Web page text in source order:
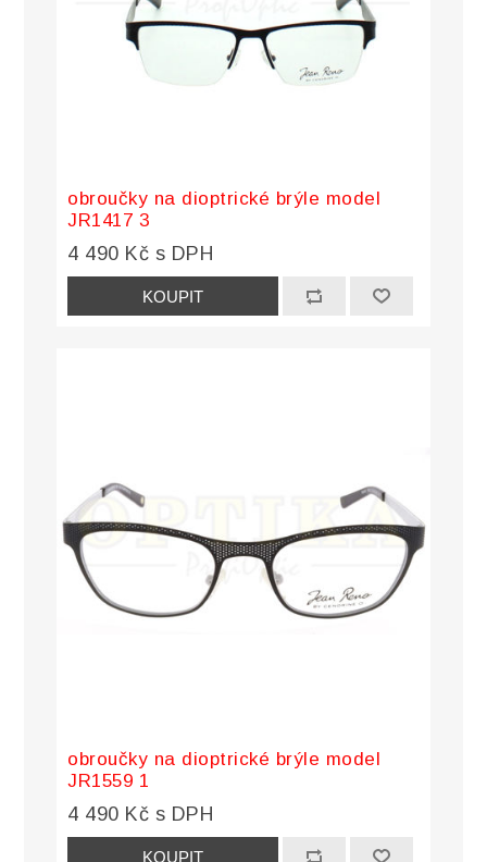
obroučky na dioptrické brýle model
JR1417 3
4 490 Kč s DPH
obroučky na dioptrické brýle model
JR1559 1
4 490 Kč s DPH